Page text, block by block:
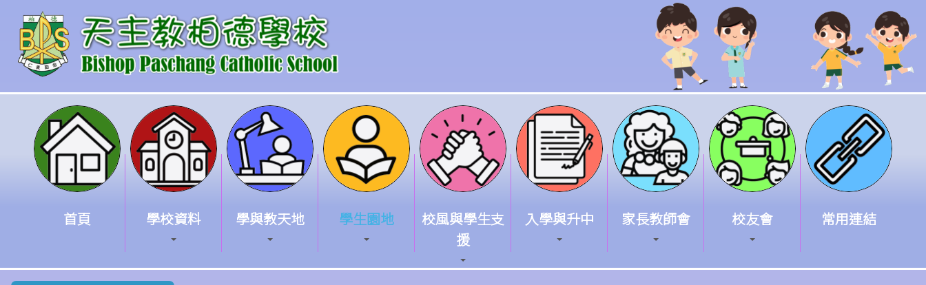
首頁 學校資料 學與教天地 學生園地
校風與學生支
援
入學與升中 家長教師會 校友會 常用連結